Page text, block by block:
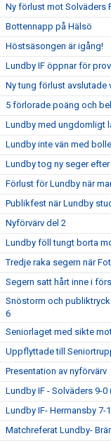
Ny förlust mot Solväders
Bottennapp på Hälsö
Höstsäsongen är igång!
Lundby IF öppnar för
Ny tung förlust avslutade
5 förlorade poäng och
Lundby med ungdomligt
Lundby inte vän med
Lundby tog ny seger
Förlust för Lundby när
Publikfest när Lundby
Nyförvärv del 2
Lundby föll tungt borta
Tredje raka segern när
Segern satt hårt inne i
Snöstorm och
6
Seniorlaget med sikte
Uppflyttade till
Presentation av nyförvärv
Lundby IF - Solväders 9-0
Lundby IF- Hermansby 7-1
Matchreferat Lundby-